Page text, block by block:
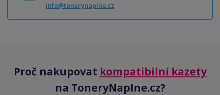
info@tonerynaplne.cz
Proč nakupovat kompatibilní kazety
na ToneryNaplne.cz?